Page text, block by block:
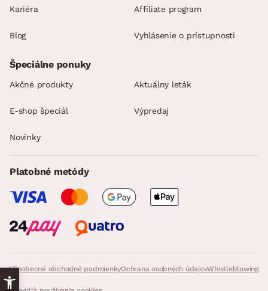
Kariéra
Blog
Affiliate program
Vyhlásenie o prístupnosti
Všeobecné obchodné podmienkyOchrana osobných údajovWhistleblowing
Špeciálne ponuky
Akčné produkty Aktuálny leták
E-shop špeciál Výpredaj
Novinky
Platobné metódy